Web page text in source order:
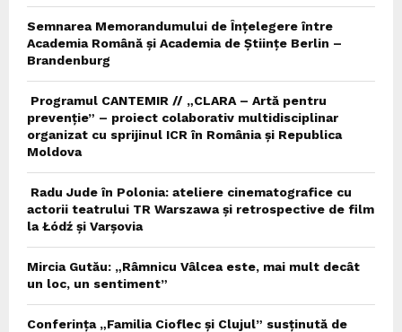
Semnarea Memorandumului de Înțelegere între
Academia Română și Academia de Științe Berlin –
Brandenburg
Programul CANTEMIR // „CLARA – Artă pentru
prevenție” – proiect colaborativ multidisciplinar
organizat cu sprijinul ICR în România și Republica
Moldova
Radu Jude în Polonia: ateliere cinematografice cu
actorii teatrului TR Warszawa și retrospective de film
la Łódź și Varșovia
Mircia Gutău: „Râmnicu Vâlcea este, mai mult decât
un loc, un sentiment”
Conferința „Familia Cioflec și Clujul” susținută de